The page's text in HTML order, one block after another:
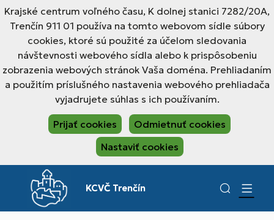
Krajské centrum voľného času, K dolnej stanici 7282/20A,
Trenčín 911 01 používa na tomto webovom sídle súbory
cookies, ktoré sú použité za účelom sledovania
návštevnosti webového sídla alebo k prispôsobeniu
zobrazenia webových stránok Vaša doména. Prehliadaním
a použitím príslušného nastavenia webového prehliadača
vyjadrujete súhlas s ich používaním.
Prijať cookies
Odmietnuť cookies
Nastaviť cookies
KCVČ Trenčín